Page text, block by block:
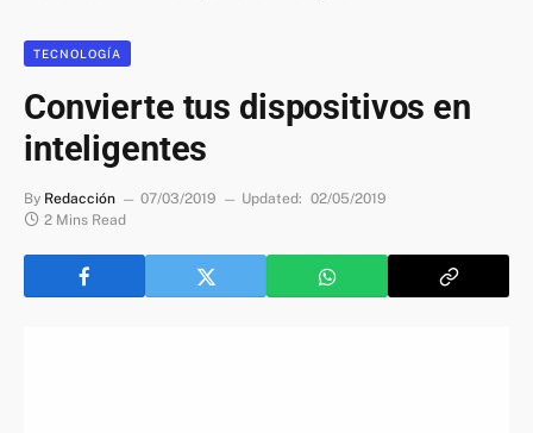
TECNOLOGÍA
Convierte tus dispositivos en
inteligentes
By Redacción 07/03/2019 Updated: 02/05/2019
2 Mins Read